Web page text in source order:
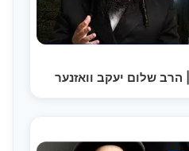
שלום יעקב וואזנער